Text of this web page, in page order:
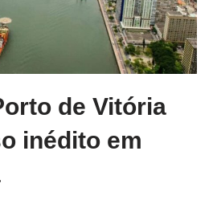
de Vitória
inédito em